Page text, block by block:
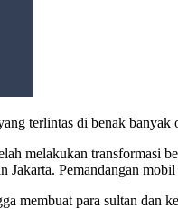
terlintas di benak
melakukan transformasi
Jakarta. Pemandangan
membuat para sultan dan